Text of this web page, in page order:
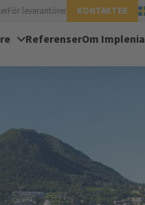
För leverantörer KONTAKTER
ReferenserOm Implenia